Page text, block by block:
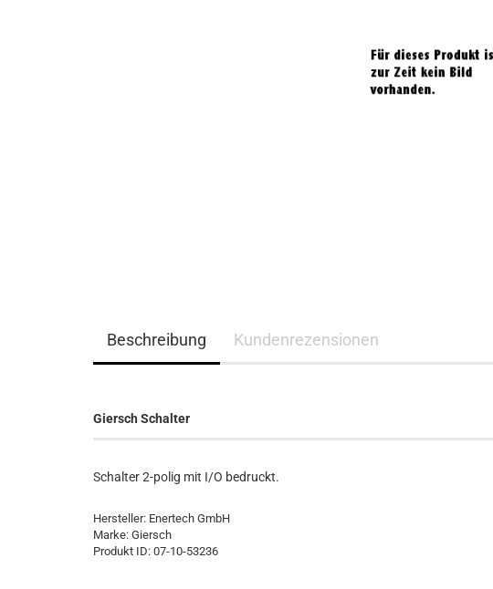
Beschreibung Kundenrezensionen
Giersch Schalter
Schalter 2-polig mit I/O bedruckt.
Hersteller: Enertech GmbH
Marke: Giersch
Produkt ID: 07-10-53236